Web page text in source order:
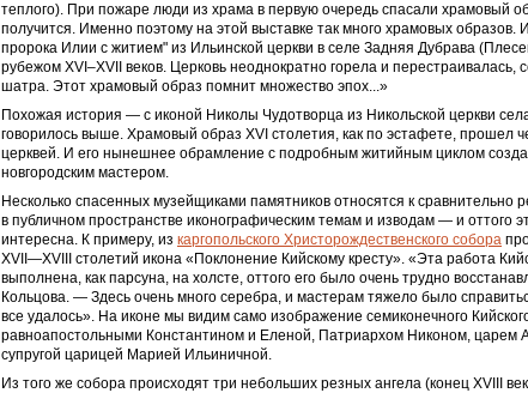
теплого). При пожаре люди из храма в первую очередь спасали храмовый
получится. Именно поэтому на этой выставке так много храмовых образов.
пророка Илии с житием" из Ильинской церкви в селе Задняя Дубрава
рубежом XVI–XVII веков. Церковь неоднократно горела и перестраивалась,
шатра. Этот храмовый образ помнит множество эпох...»
Похожая история — с иконой Николы Чудотворца из Никольской церкви
говорилось выше. Храмовый образ XVI столетия, как по эстафете, прошел
церквей. И его нынешнее обрамление с подробным житийным циклом
новгородским мастером.
Несколько спасенных музейщиками памятников относятся к сравнительно
в публичном пространстве иконографическим темам и изводам — и оттого
интересна. К примеру, из каргопольского Христорождественского собора
XVII—XVIII столетий икона «Поклонение Кийскому кресту». «Эта работа
выполнена, как парсуна, на холсте, оттого его было очень трудно
Кольцова. — Здесь очень много серебра, и мастерам тяжело было
все удалось». На иконе мы видим само изображение семиконечного
равноапостольными Константином и Еленой, Патриархом Никоном, царем
супругой царицей Марией Ильиничной.
Из того же собора происходят три небольших резных ангела (конец XVIII